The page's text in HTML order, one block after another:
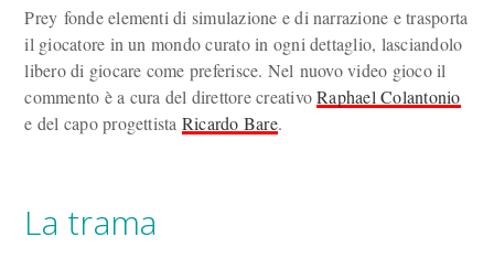
Prey fonde elementi di simulazione e di narrazione e trasporta
il giocatore in un mondo curato in ogni dettaglio, lasciandolo
libero di giocare come preferisce. Nel nuovo video gioco il
commento è a cura del direttore creativoRaphael Colantonio
e del capo progettista Ricardo Bare.
La trama